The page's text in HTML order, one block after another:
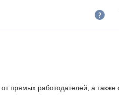
работодателей, а также